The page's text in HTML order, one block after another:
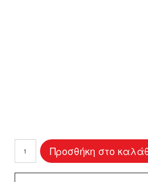
Προσκλητήριο
Γάμου
"Blue
Blooms"
Προσθήκη στο